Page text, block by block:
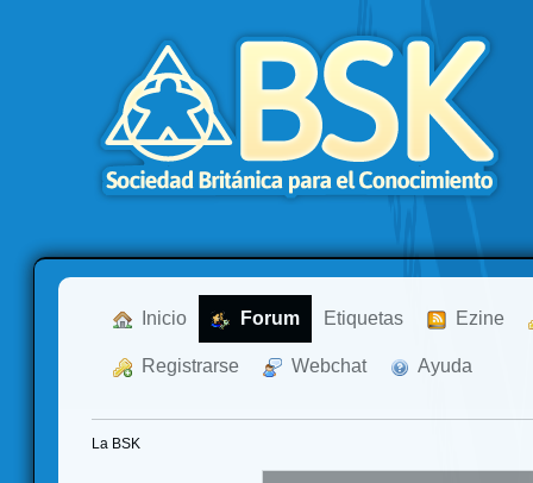
Inicio Forum Etiquetas Ezine
Registrarse Webchat Ayuda
La BSK